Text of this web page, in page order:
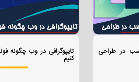
تایپوگرافی در وب چگونه
کنیم
در طراحی